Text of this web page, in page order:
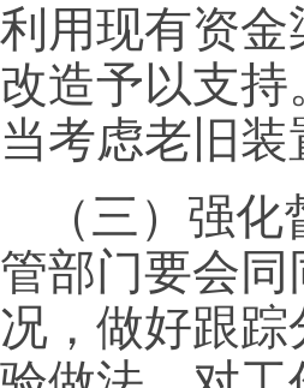
利用现有资
改造予以支
当考虑老旧
（三）强
管部门要会
况，做好跟